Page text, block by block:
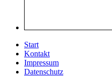
Start
Kontakt
Impressum
Datenschutz